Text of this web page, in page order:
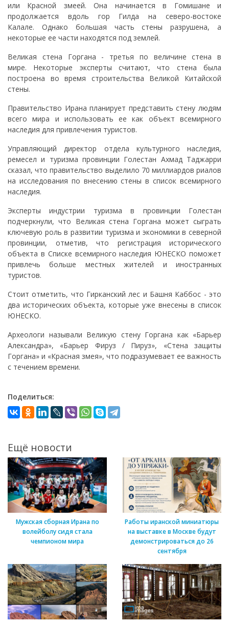
или Красной змеей. Она начинается в Гомишане и
продолжается вдоль гор Гилда на северо-востоке
Калале. Однако большая часть стены разрушена, а
некоторые ее части находятся под землей.
Великая стена Горгана - третья по величине стена в
мире. Некоторые эксперты считают, что стена была
построена во время строительства Великой Китайской
стены.
Правительство Ирана планирует представить стену людям
всего мира и использовать ее как объект всемирного
наследия для привлечения туристов.
Управляющий директор отдела культурного наследия,
ремесел и туризма провинции Голестан Ахмад Таджарри
сказал, что правительство выделило 70 миллиардов риалов
на исследования по внесению стены в список всемирного
наследия.
Эксперты индустрии туризма в провинции Голестан
подчеркнули, что Великая стена Горгана может сыграть
ключевую роль в развитии туризма и экономики в северной
провинции, отметив, что регистрация исторического
объекта в Списке всемирного наследия ЮНЕСКО поможет
привлечь больше местных жителей и иностранных
туристов.
Стоит отметить, что Гирканский лес и Башня Каббос - это
два исторических объекта, которые уже внесены в список
ЮНЕСКО.
Археологи называли Великую стену Горгана как «Барьер
Александра», «Барьер Фируз / Пируз», «Стена защиты
Горгана» и «Красная змея», что подразумевает ее важность
с течением времени.
Поделиться:
Ещё новости
Мужская сборная Ирана по
волейболу сидя стала
чемпионом мира
Работы иранской миниатюры
на выставке в Москве будут
демонстрироваться до 26
сентября